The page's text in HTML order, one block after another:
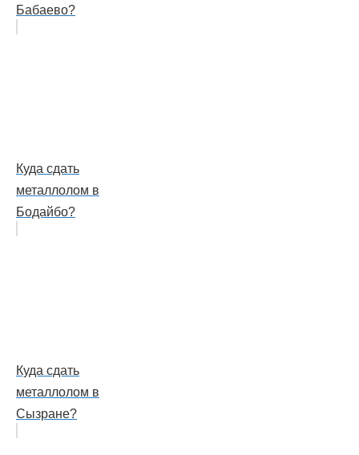
Бабаево?
Куда сдать
металлолом в
Бодайбо?
Куда сдать
металлолом в
Сызране?